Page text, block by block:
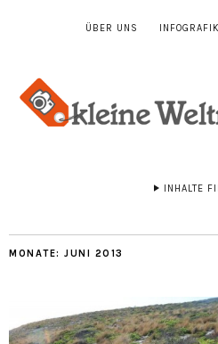
ÜBER UNS INFOGRAFIK
INHALTE
MONATE: JUNI 2013